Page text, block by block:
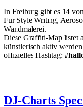
In Freiburg gibt es 14
Für Style Writing,
Wandmalerei.
Diese Graffiti-Map listet
künstlerisch aktiv
offizielles Hashtag:
DJ-Charts